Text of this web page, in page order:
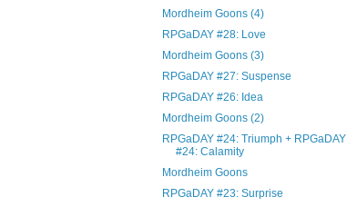
Mordheim Goons (4)
RPGaDAY #28: Love
Mordheim Goons (3)
RPGaDAY #27: Suspense
RPGaDAY #26: Idea
Mordheim Goons (2)
RPGaDAY #24: Triumph + RPGaDAY
#24: Calamity
Mordheim Goons
RPGaDAY #23: Surprise